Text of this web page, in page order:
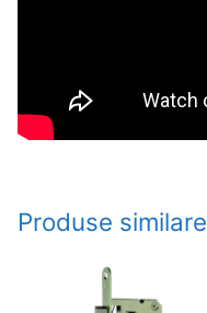
Produse similare